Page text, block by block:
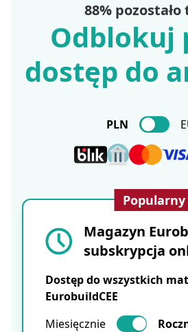
88% pozostało
Odblokuj
dostęp do
PLN
Popularny
Magazyn
subskrypcja
Dostęp do wszystkich
EurobuildCEE
Miesięcznie